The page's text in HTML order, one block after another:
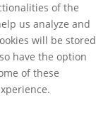
of the
us analyze and
will be stored
have the option
of these